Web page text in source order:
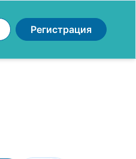
Регистрация